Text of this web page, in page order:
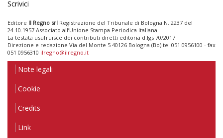
Scrivici
Editore Il Regno srl Registrazione del Tribunale di Bologna N. 2237 del
24.10.1957 Associato all’Unione Stampa Periodica Italiana
La testata usufruisce dei contributi diretti editoria d.lgs 70/2017
Direzione e redazione Via del Monte 5 40126 Bologna (Bo) tel 051 0956100 - fax
051 0956310 ilregno@ilregno.it
Note legali
Cookie
Credits
Link